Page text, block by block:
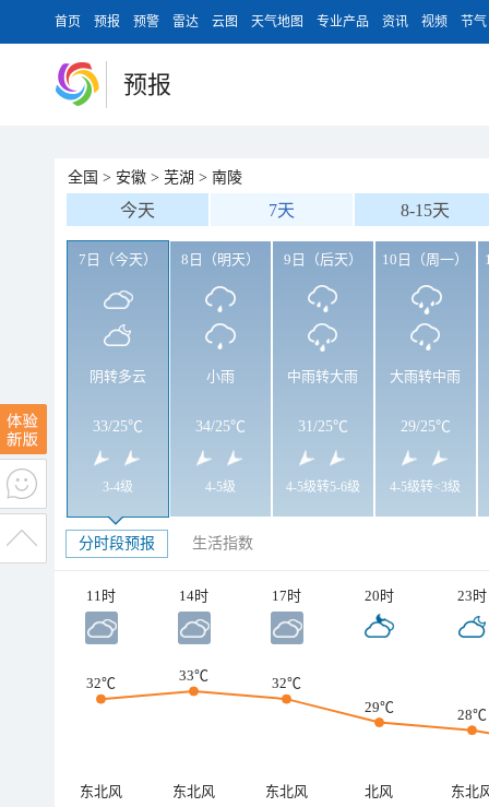
首页 预报 预警 雷达 云图 天气地图 专业产品 资讯 视频 节气
预报
全国 > 安徽 > 芜湖 > 南陵
今天 7天 8-15天
7日（今天）
阴转多云
33/25℃
3-4级
8日（明天）
小雨
34/25℃
4-5级
9日（后天）
中雨转大雨
31/25℃
4-5级转5-6级
10日（周一）
大雨转中雨
29/25℃
4-5级转<3级
分时段预报 生活指数
11时 14时 17时 20时 23时
32℃ 33℃
32℃
29℃
28℃
东北风 东北风 东北风 北风
东北